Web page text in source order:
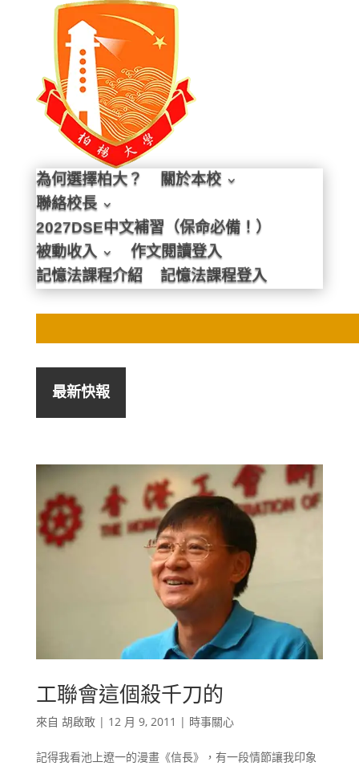
為何選擇柏大？
關於本校
聯絡校長
2027DSE中文補習（保命必備！）
被動收入
作文閱讀登入
記憶法課程介紹
記憶法課程登入
最新快報
工聯會這個殺千刀的
來自 胡啟敢| 12 月 9, 2011 | 時事關心
記得我看池上遼一的漫畫《信長》，有一段情節讓我印象